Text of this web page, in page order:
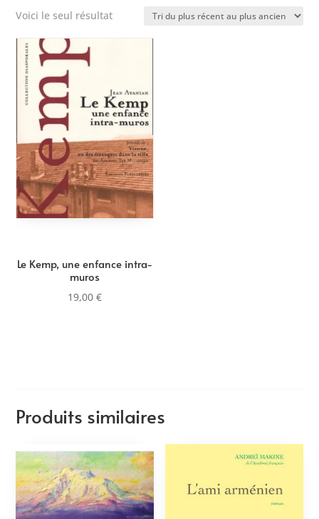
Voici le seul résultat
Le Kemp, une enfance intra-
muros
19,00€
Produits similaires